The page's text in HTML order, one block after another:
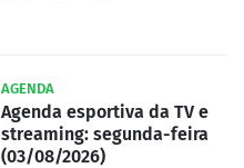
AGENDA
Agenda esportiva da TV e
streaming: segunda-feira
(03/08/2026)